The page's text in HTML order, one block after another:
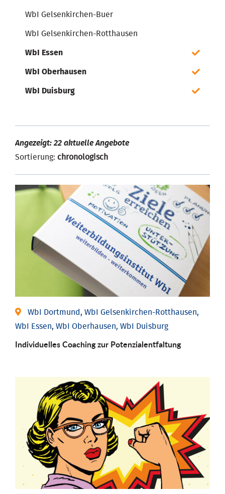
WbI Gelsenkirchen-Buer
WbI Gelsenkirchen-Rotthausen
WbI Essen
WbI Oberhausen
WbI Duisburg
Angezeigt: 22 aktuelle Angebote
Sortierung: chronologisch
WbI Dortmund, WbI Gelsenkirchen-Rotthausen,
WbI Essen, WbI Oberhausen, WbI Duisburg
Individuelles Coaching zur Potenzialentfaltung